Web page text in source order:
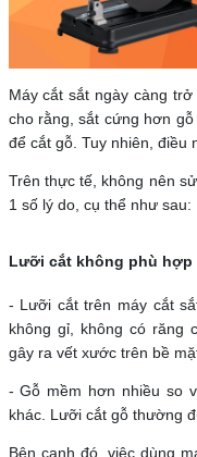
Máy cắt sắt ngày càng
cho rằng, sắt cứng hơn
để cắt gỗ. Tuy nhiên, điều
Trên thực tế, không nên
1 số lý do, cụ thể như sau:
Lưỡi cắt không phù hợp
- Lưỡi cắt trên máy cắt
không gỉ, không có răng
gây ra vết xước trên bề
- Gỗ mềm hơn nhiều so
khác. Lưỡi cắt gỗ thường
Bên cạnh đó, việc dùng